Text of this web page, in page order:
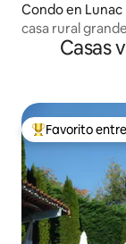
Condo en Lunac
casa rural grande
Casas
Favorito entre
Favorito